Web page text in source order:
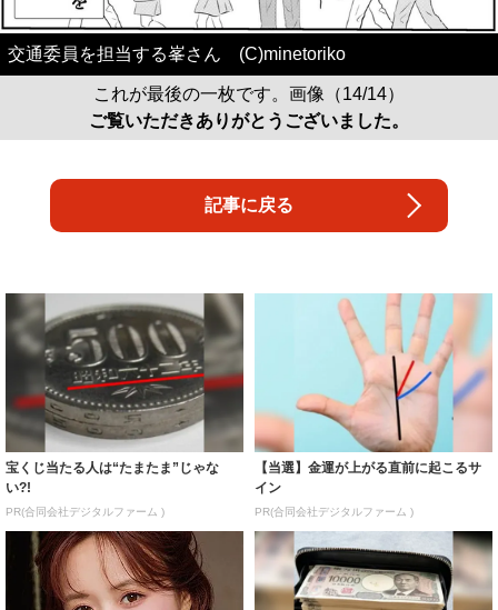
交通委員を担当する峯さん (C)minetoriko
これが最後の一枚です。画像（14/14）
ご覧いただきありがとうございました。
記事に戻る
宝くじ当たる人は“たまたま”じゃな
い?!
PR(合同会社デジタルファーム )
【当選】金運が上がる直前に起こるサ
イン
PR(合同会社デジタルファーム )